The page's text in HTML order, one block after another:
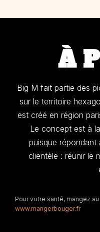
À
Big M fait partie des
sur le territoire
est créé en région
Le concept est à
puisque répondant
clientèle : réunir le
Pour votre santé, mangez
www.mangerbouger.fr